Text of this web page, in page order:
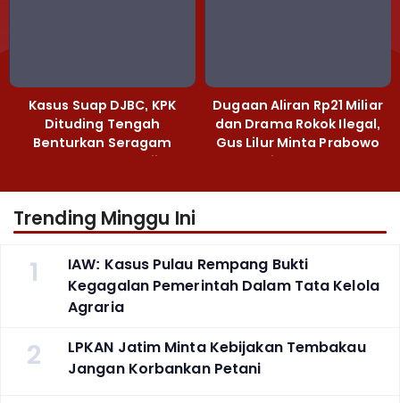
Kasus Suap DJBC, KPK
Dituding Tengah
Benturkan Seragam
Cokelat dengan Hijau
Dugaan Aliran Rp21 Miliar
dan Drama Rokok Ilegal,
Gus Lilur Minta Prabowo
Bertindak Tegas
Trending Minggu Ini
1
IAW: Kasus Pulau Rempang Bukti
Kegagalan Pemerintah Dalam Tata Kelola
Agraria
2
LPKAN Jatim Minta Kebijakan Tembakau
Jangan Korbankan Petani